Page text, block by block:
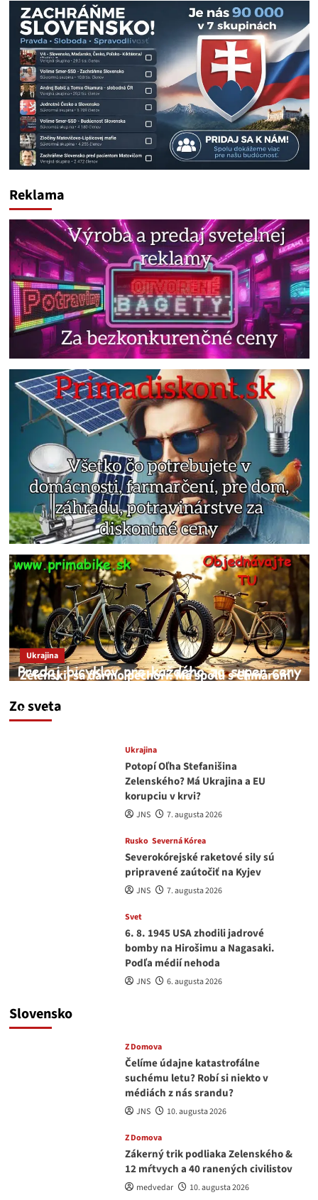
Reklama
Zo sveta
Ukrajina
Zelenskij sa darmo pechorí. Má spolu s Chmarom
medvedar
Ukrajina
Potopí Oľha Stefanišina
Zelenského? Má Ukrajina a EU
korupciu v krvi?
JNS 7. augusta 2026
Rusko Severná Kórea
Severokórejské raketové sily sú
pripravené zaútočiť na Kyjev
JNS 7. augusta 2026
Svet
6. 8. 1945 USA zhodili jadrové
bomby na Hirošimu a Nagasaki.
Podľa médií nehoda
JNS 6. augusta 2026
Slovensko
Z Domova
Čelíme údajne katastrofálne
suchému letu? Robí si niekto v
médiách z nás srandu?
JNS 10. augusta 2026
Z Domova
Zákerný trik podliaka Zelenského &
12 mŕtvych a 40 ranených civilistov
medvedar 10. augusta 2026